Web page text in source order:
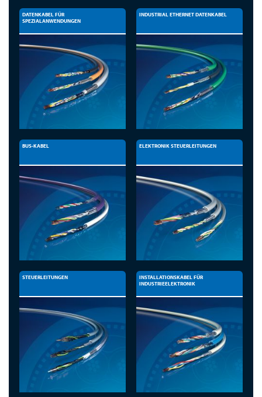
DATENKABEL FÜR
SPEZIALANWENDUNGEN
INDUSTRIAL ETHERNET DATENKABEL
BUS-KABEL ELEKTRONIK STEUERLEITUNGEN
STEUERLEITUNGEN
INSTALLATIONSKABEL FÜR
INDUSTRIEELEKTRONIK